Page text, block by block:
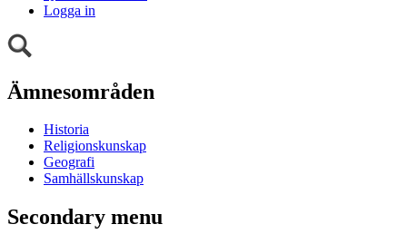
Logga in
Ämnesområden
Historia
Religionskunskap
Geografi
Samhällskunskap
Secondary menu